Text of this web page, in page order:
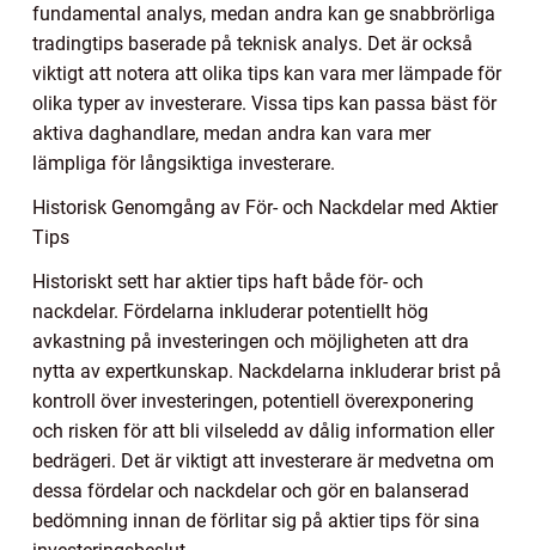
fundamental analys, medan andra kan ge snabbrörliga
tradingtips baserade på teknisk analys. Det är också
viktigt att notera att olika tips kan vara mer lämpade för
olika typer av investerare. Vissa tips kan passa bäst för
aktiva daghandlare, medan andra kan vara mer
lämpliga för långsiktiga investerare.
Historisk Genomgång av För- och Nackdelar med Aktier
Tips
Historiskt sett har aktier tips haft både för- och
nackdelar. Fördelarna inkluderar potentiellt hög
avkastning på investeringen och möjligheten att dra
nytta av expertkunskap. Nackdelarna inkluderar brist på
kontroll över investeringen, potentiell överexponering
och risken för att bli vilseledd av dålig information eller
bedrägeri. Det är viktigt att investerare är medvetna om
dessa fördelar och nackdelar och gör en balanserad
bedömning innan de förlitar sig på aktier tips för sina